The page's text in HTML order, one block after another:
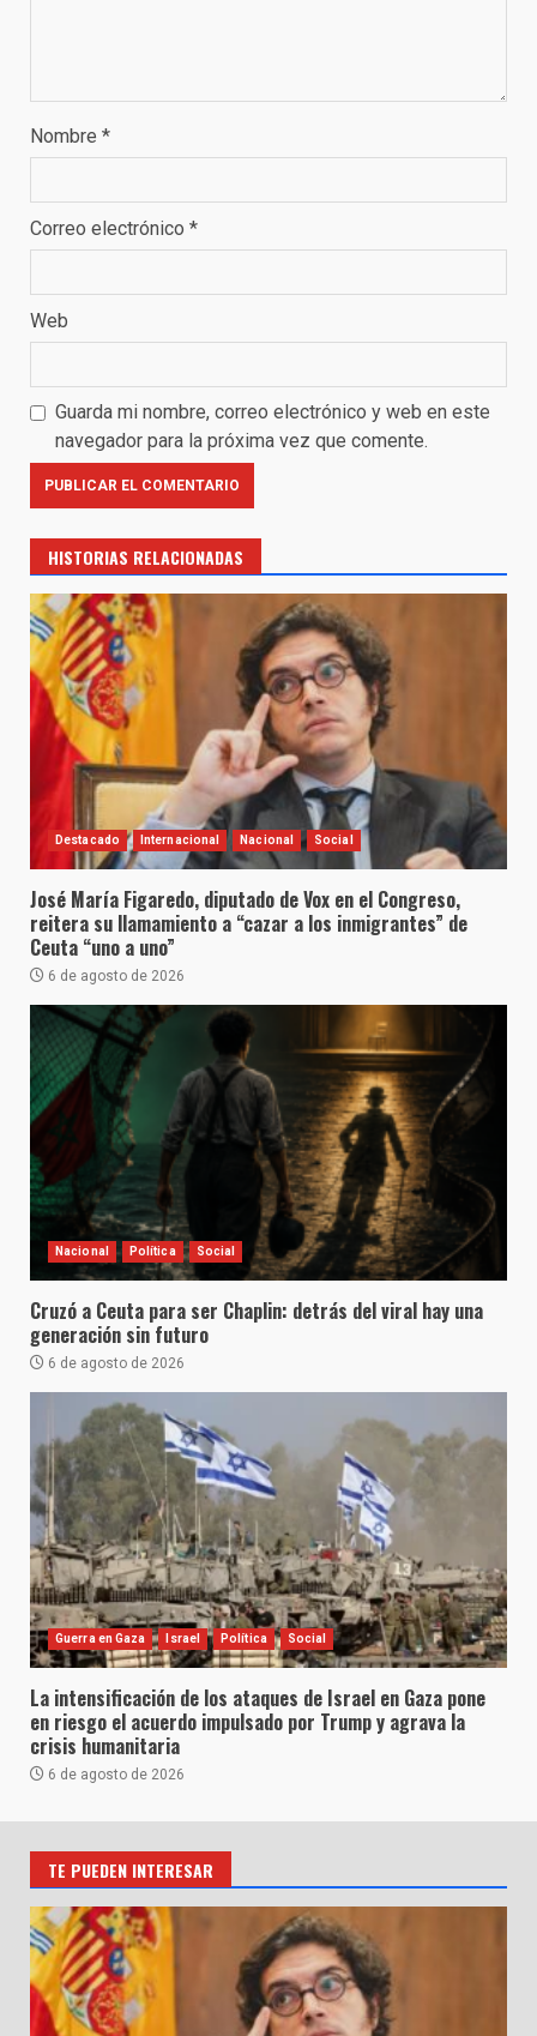
Nombre *
Correo electrónico *
Web
Guarda mi nombre, correo electrónico y web en este
navegador para la próxima vez que comente.
HISTORIAS RELACIONADAS
Destacado Internacional Nacional Social
José María Figaredo, diputado de Vox en el Congreso,
reitera su llamamiento a “cazar a los inmigrantes” de
Ceuta “uno a uno”
6 de agosto de 2026
Nacional Política Social
Cruzó a Ceuta para ser Chaplin: detrás del viral hay una
generación sin futuro
6 de agosto de 2026
Guerra en Gaza Israel Política Social
La intensificación de los ataques de Israel en Gaza pone
en riesgo el acuerdo impulsado por Trump y agrava la
crisis humanitaria
6 de agosto de 2026
TE PUEDEN INTERESAR